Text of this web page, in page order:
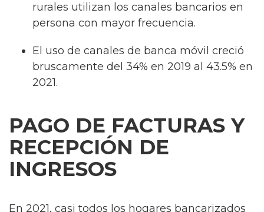
rurales utilizan los canales bancarios en
persona con mayor frecuencia.
El uso de canales de banca móvil creció
bruscamente del 34% en 2019 al 43.5% en
2021.
PAGO DE FACTURAS Y
RECEPCIÓN DE
INGRESOS
En 2021, casi todos los hogares bancarizados